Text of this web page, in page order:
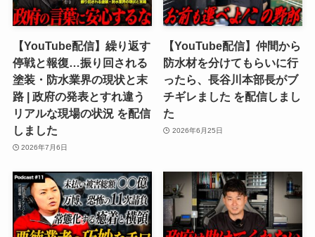
【YouTube配信】繰り返す
停戦と報復…振り回される
塗装・防水業界の現状と末
路 | 政府の発表とすれ違う
リアルな現場の状況 を配信
しました
2026年7月6日
【YouTube配信】仲間から
防水材を分けてもらいに行
ったら、長谷川本部長がブ
チギレました を配信しまし
た
2026年6月25日